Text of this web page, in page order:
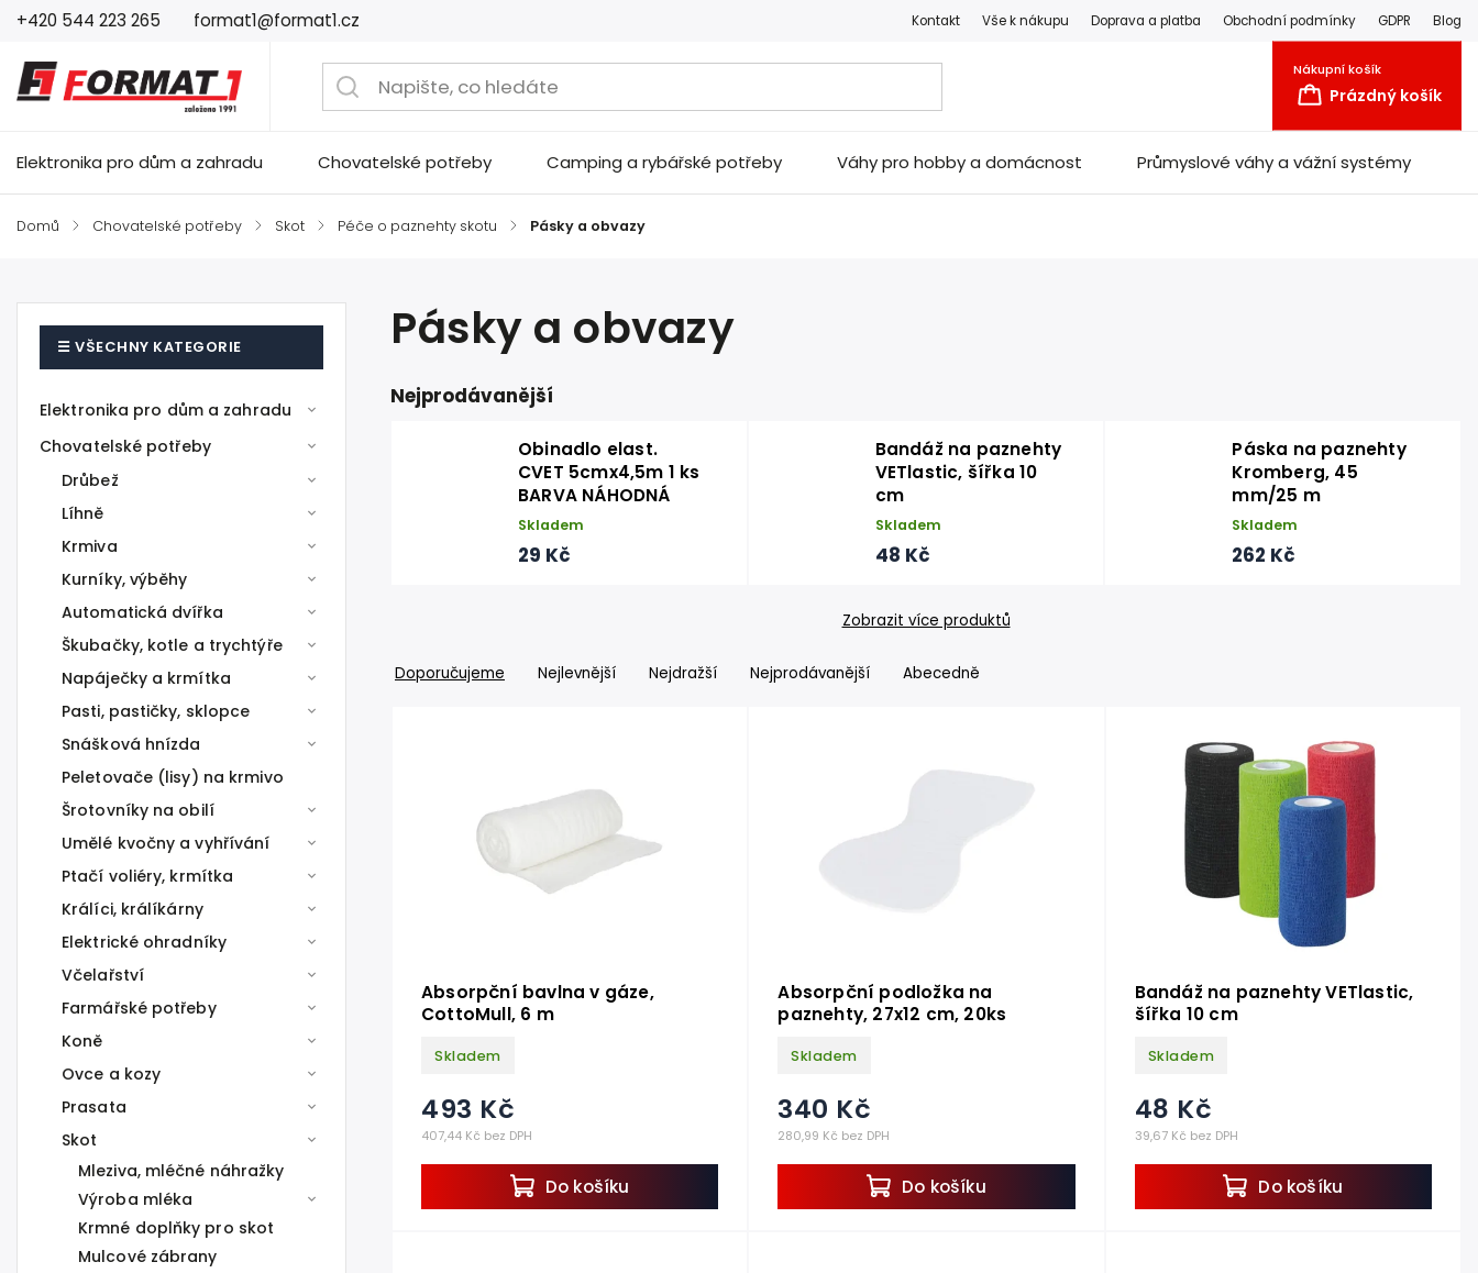
+420 544 223 265 format1@format1.cz Kontakt Vše k nákupu Doprava a platba Obchodní podmínky GDPR Blog
Nákupní košík
Prázdný košík
Elektronika pro dům a zahradu Chovatelské potřeby Camping a rybářské potřeby Váhy pro hobby a domácnost Průmyslové váhy a vážní systémy
Domů / Chovatelské potřeby / Skot / Péče o paznehty skotu / Pásky a obvazy
Elektronika pro dům a zahradu
Chovatelské potřeby
Drůbež
Líhně
Krmiva
Kurníky, výběhy
Automatická dvířka
Škubačky, kotle a trychtýře
Napáječky a krmítka
Pasti, pastičky, sklopce
Snášková hnízda
Peletovače (lisy) na krmivo
Šrotovníky na obilí
Umělé kvočny a vyhřívání
Ptačí voliéry, krmítka
Králíci, králíkárny
Elektrické ohradníky
Včelařství
Farmářské potřeby
Koně
Ovce a kozy
Prasata
Skot
Mleziva, mléčné náhražky
Výroba mléka
Krmné doplňky pro skot
Mulcové zábrany
Pásky a obvazy
Nejprodávanější
Obinadlo elast.
CVET 5cmx4,5m 1 ks
BARVA NÁHODNÁ
Skladem
29 Kč
Bandáž na paznehty
VETlastic, šířka 10
cm
Skladem
48 Kč
Páska na paznehty
Kromberg, 45
mm/25 m
Skladem
262 Kč
Zobrazit více produktů
Doporučujeme Nejlevnější Nejdražší Nejprodávanější Abecedně
Absorpční bavlna v gáze,
CottoMull, 6 m
Skladem
407,44 Kč bez DPH
493 Kč
Do košíku
Absorpční podložka na
paznehty, 27x12 cm, 20ks
Skladem
280,99 Kč bez DPH
340 Kč
Do košíku
Bandáž na paznehty VETlastic,
šířka 10 cm
Skladem
39,67 Kč bez DPH
48 Kč
Do košíku